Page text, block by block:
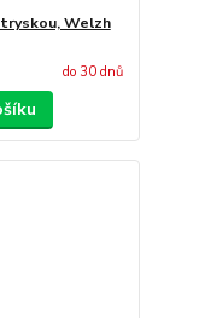
Welzh
do 30 dnů